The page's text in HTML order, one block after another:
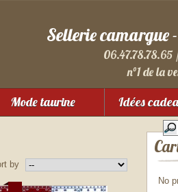
Sellerie camargue
06.47.78.78.65
n°1 de la
Mode taurine Idées
by
No